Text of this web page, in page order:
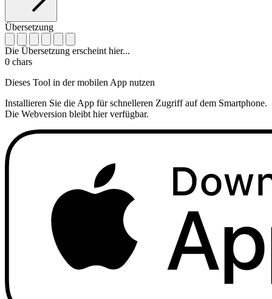
Übersetzung
Die Übersetzung erscheint hier...
0 chars
Dieses Tool in der mobilen App nutzen
Installieren Sie die App für schnelleren Zugriff auf dem Smartphone.
Die Webversion bleibt hier verfügbar.